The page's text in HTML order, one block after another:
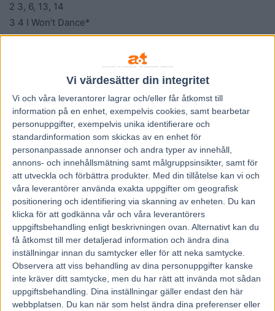
Vi värdesätter din integritet
Vi och våra leverantorer lagrar och/eller får åtkomst till
information på en enhet, exempelvis cookies, samt bearbetar
personuppgifter, exempelvis unika identifierare och
standardinformation som skickas av en enhet för
personanpassade annonser och andra typer av innehåll,
annons- och innehållsmätning samt målgruppsinsikter, samt för
att utveckla och förbättra produkter. Med din tillåtelse kan vi och
våra leverantörer använda exakta uppgifter om geografisk
positionering och identifiering via skanning av enheten. Du kan
klicka för att godkänna vår och våra leverantörers
uppgiftsbehandling enligt beskrivningen ovan. Alternativt kan du
få åtkomst till mer detaljerad information och ändra dina
inställningar innan du samtycker eller för att neka samtycke.
Observera att viss behandling av dina personuppgifter kanske
inte kräver ditt samtycke, men du har rätt att invända mot sådan
uppgiftsbehandling. Dina inställningar gäller endast den här
webbplatsen. Du kan när som helst ändra dina preferenser eller
2 3, 6, 13, 14
3 4 I Won’t Dance*
4 1 Molle C.D.
7 2, 3, 4, 5, 6, 7, 9, 11
Föregående artikel
V75 Hagmyren 6 Oktober
2012
Nästa artikel
RELATERADE ARTIKLAR